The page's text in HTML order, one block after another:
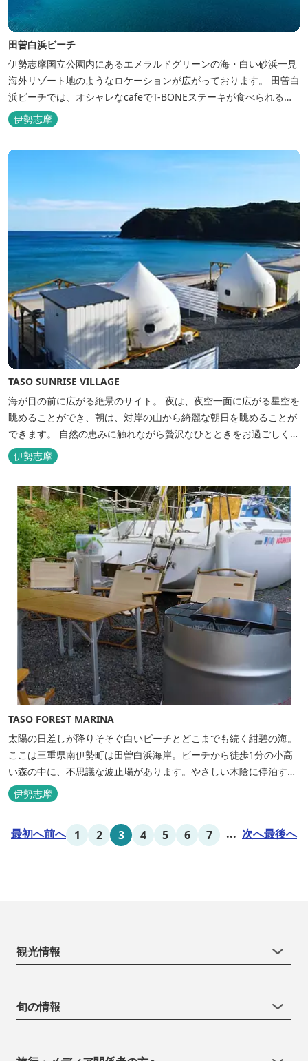
田曽白浜ビーチ
伊勢志摩国立公園内にあるエメラルドグリーンの海・白い砂浜一見
海外リゾート地のようなロケーションが広がっております。 田曽白
浜ビーチでは、オシャレなcafeでT-BONEステーキが食べられる。
又、海を見ながら黄昏るのもよし、アクティブにマリンアクティビ
ティ・スカイダイビング・ヘリコプタークルージングを体験するこ
ともできます。 是非、田曽白浜にございます施設紹介のVTRをご参
伊勢志摩
TASO SUNRISE VILLAGE
海が目の前に広がる絶景のサイト。 夜は、夜空一面に広がる星空を
眺めることができ、朝は、対岸の山から綺麗な朝日を眺めることが
できます。 自然の恵みに触れながら贅沢なひとときをお過ごしくだ
さい。 ウッドテラスでのバーベキューを楽しむこともでき、BBQ
初心者でも安心のガスBBQ台をご用意しております。 また、海岸
を散策しながら海風を感じるのもよし、インスタントハウス内でリ
ラックスする...
伊勢志摩
TASO FOREST MARINA
太陽の日差しが降りそそぐ白いビーチとどこまでも続く紺碧の海。
ここは三重県南伊勢町は田曽白浜海岸。ビーチから徒歩1分の小高
い森の中に、不思議な波止場があります。やさしい木陰に停泊する
のは3艇のヨット。日本初の森のマリーナです。 航海の気分高まる
インテリアは見た目からは想像できないほど広く、くつろぎの空
上に寝転んで夜空を見上げれば...
伊勢志摩
最初へ前へ 1 2 3 4 5 6 7 ... 次へ最後へ
観光情報
旬の情報